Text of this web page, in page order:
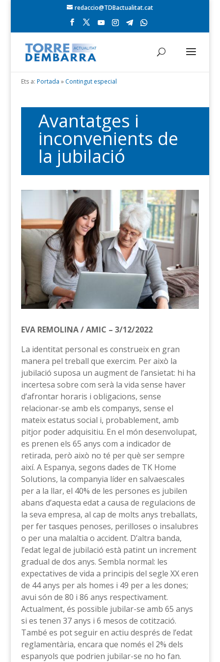
redaccio@TDBactualitat.cat
Ets a: Portada » Contingut especial
Avantatges i
inconvenients de
la jubilació
EVA REMOLINA / AMIC – 3/12/2022
La identitat personal es construeix en gran
manera pel treball que exercim. Per això la
jubilació suposa un augment de l’ansietat: hi ha
incertesa sobre com serà la vida sense haver
d’afrontar horaris i obligacions, sense
relacionar-se amb els companys, sense el
mateix estatus social i, probablement, amb
pitjor poder adquisitiu. En el món desenvolupat,
es prenen els 65 anys com a indicador de
retirada, però això no té per què ser sempre
així. A Espanya, segons dades de TK Home
Solutions, la companyia líder en salvaescales
per a la llar, el 40% de les persones es jubilen
abans d’aquesta edat a causa de regulacions de
la seva empresa, al cap de molts anys treballats,
per fer tasques penoses, perilloses o insalubres
o per una malaltia o accident. D’altra banda,
l’edat legal de jubilació està patint un increment
gradual de dos anys. Sembla normal: les
expectatives de vida a principis del segle XX eren
de 44 anys per als homes i 49 per a les dones;
avui són de 80 i 86 anys respectivament.
Actualment, és possible jubilar-se amb 65 anys
si es tenen 37 anys i 6 mesos de cotització.
També es pot seguir en actiu després de l’edat
reglamentària, encara que només el 2% dels
espanyols que podrien jubilar-se no ho fan.